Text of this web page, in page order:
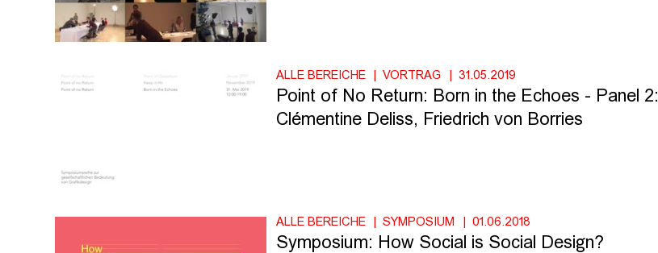
ALLE BEREICHE VORTRAG 31.05.2019
Point of No Return: Born in the Echoes - Panel 2:
Clémentine Deliss, Friedrich von Borries
ALLE BEREICHE SYMPOSIUM 01.06.2018
Symposium: How Social is Social Design?